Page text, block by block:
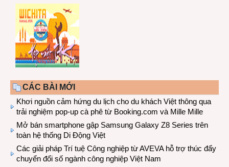
CÁC BÀI MỚI
Khơi nguồn cảm hứng du lịch cho du khách Việt thông qua
trải nghiệm pop-up cà phê từ Booking.com và Mille Mille
Mở bán smartphone gập Samsung Galaxy Z8 Series trên
toàn hệ thống Di Động Việt
Các giải pháp Trí tuệ Công nghiệp từ AVEVA hỗ trợ thúc đẩy
chuyển đổi số ngành công nghiệp Việt Nam